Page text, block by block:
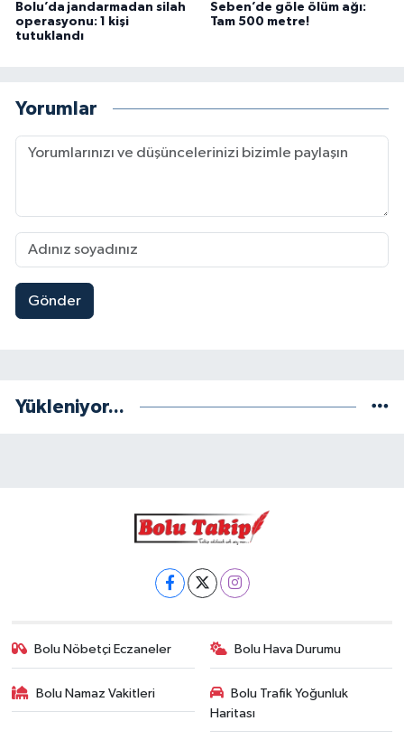
Bolu’da jandarmadan silah
operasyonu: 1 kişi
tutuklandı
Seben’de göle ölüm ağı:
Tam 500 metre!
Yorumlar
Gönder
Yükleniyor...
Bolu Nöbetçi Eczaneler Bolu Hava Durumu
Bolu Namaz Vakitleri
Bolu Trafik Yoğunluk
Haritası